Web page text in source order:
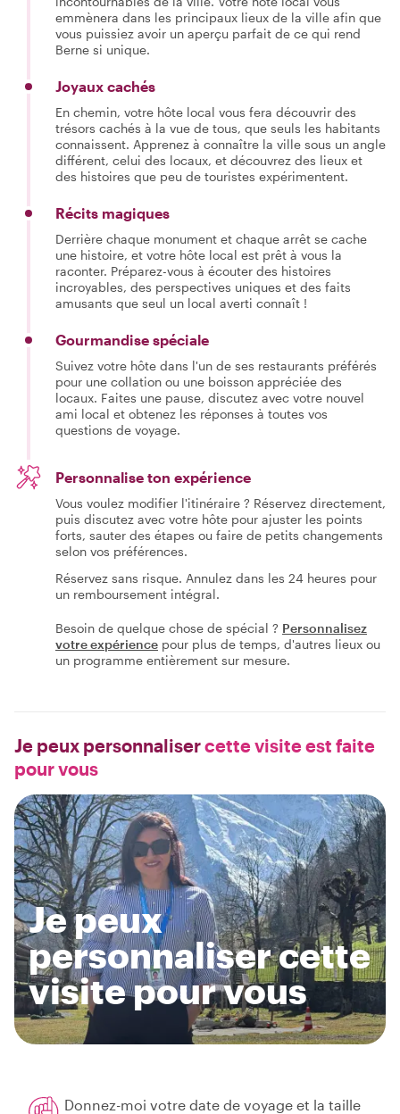
emmènera dans les principaux lieux de la ville afin que
vous puissiez avoir un aperçu parfait de ce qui rend
Berne si unique.
Joyaux cachés
En chemin, votre hôte local vous fera découvrir des
trésors cachés à la vue de tous, que seuls les habitants
connaissent. Apprenez à connaître la ville sous un angle
différent, celui des locaux, et découvrez des lieux et
des histoires que peu de touristes expérimentent.
Récits magiques
Derrière chaque monument et chaque arrêt se cache
une histoire, et votre hôte local est prêt à vous la
raconter. Préparez-vous à écouter des histoires
incroyables, des perspectives uniques et des faits
amusants que seul un local averti connaît !
Gourmandise spéciale
Suivez votre hôte dans l'un de ses restaurants préférés
pour une collation ou une boisson appréciée des
locaux. Faites une pause, discutez avec votre nouvel
ami local et obtenez les réponses à toutes vos
questions de voyage.
Personnalise ton expérience
Vous voulez modifier l'itinéraire ? Réservez directement,
puis discutez avec votre hôte pour ajuster les points
forts, sauter des étapes ou faire de petits changements
selon vos préférences.
Réservez sans risque. Annulez dans les 24 heures pour
un remboursement intégral.
Besoin de quelque chose de spécial ? Personnalisez
votre expérience pour plus de temps, d'autres lieux ou
un programme entièrement sur mesure.
Je peux personnalisercette visite est faite
pour vous
Je peux
personnaliser cette
visite pour vous
Donnez-moi votre date de voyage et la taille